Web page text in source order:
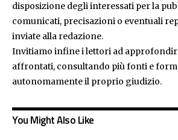
disposizione degli interessati per la
comunicati, precisazioni o eventuali
inviate alla redazione.
Invitiamo infine i lettori ad
affrontati, consultando più fonti e
autonomamente il proprio giudizio.
You Might Also Like